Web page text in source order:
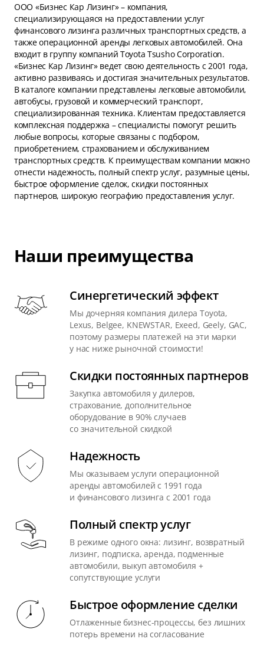
ООО «Бизнес Кар Лизинг» – компания,
специализирующаяся на предоставлении услуг
финансового лизинга различных транспортных средств, а
также операционной аренды легковых автомобилей. Она
входит в группу компаний Toyota Tsusho Corporation.
«Бизнес Кар Лизинг» ведет свою деятельность с 2001 года,
активно развиваясь и достигая значительных результатов.
В каталоге компании представлены легковые автомобили,
автобусы, грузовой и коммерческий транспорт,
специализированная техника. Клиентам предоставляется
комплексная поддержка – специалисты помогут решить
любые вопросы, которые связаны с подбором,
приобретением, страхованием и обслуживанием
транспортных средств. К преимуществам компании можно
отнести надежность, полный спектр услуг, разумные цены,
быстрое оформление сделок, скидки постоянных
партнеров, широкую географию предоставления услуг.
Наши преимущества
Синергетический эффект
Мы дочерняя компания дилера Toyota,
Lexus, Belgee, KNEWSTAR, Exeed, Geely, GAC,
поэтому размеры платежей на эти марки
у нас ниже рыночной стоимости!
Скидки постоянных партнеров
Закупка автомобиля у дилеров,
страхование, дополнительное
оборудование в 90% случаев
со значительной скидкой
Надежность
Мы оказываем услуги операционной
аренды автомобилей с 1991 года
и финансового лизинга с 2001 года
Полный спектр услуг
В режиме одного окна: лизинг, возвратный
лизинг, подписка, аренда, подменные
автомобили, выкуп автомобиля +
сопутствующие услуги
Быстрое оформление сделки
Отлаженные бизнес-процессы, без лишних
потерь времени на согласование